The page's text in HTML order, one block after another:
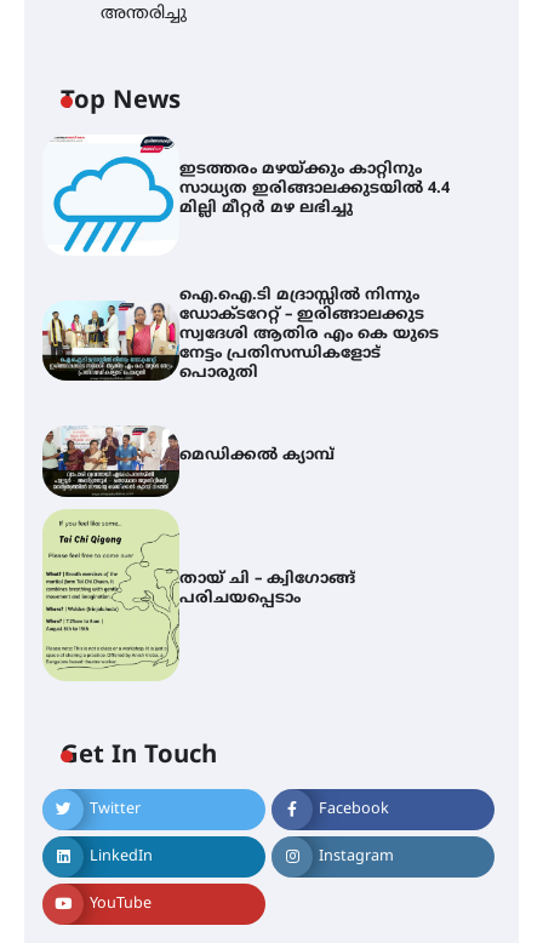
അന്തരിച്ചു
Top News
ഇടത്തരം മഴയ്ക്കും കാറ്റിനും
സാധ്യത ഇരിങ്ങാലക്കുടയിൽ 4.4
മില്ലി മീറ്റർ മഴ ലഭിച്ചു
ഐ.ഐ.ടി മദ്രാസ്സിൽ നിന്നും
ഡോക്ടറേറ്റ് – ഇരിങ്ങാലക്കുട
സ്വദേശി ആതിര എം കെ യുടെ
നേട്ടം പ്രതിസന്ധികളോട്
പൊരുതി
മെഡിക്കൽ ക്യാമ്പ്
തായ് ചി – ക്വിഗോങ്ങ്
പരിചയപ്പെടാം
Get In Touch
Twitter Facebook
LinkedIn Instagram
YouTube